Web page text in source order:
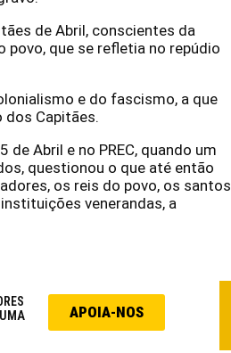
de Abril, conscientes da
que se refletia no repúdio
e do fascismo, a que
Capitães.
Abril e no PREC, quando um
questionou o que até então
os reis do povo, os santos
venerandas, a
APOIA-NOS